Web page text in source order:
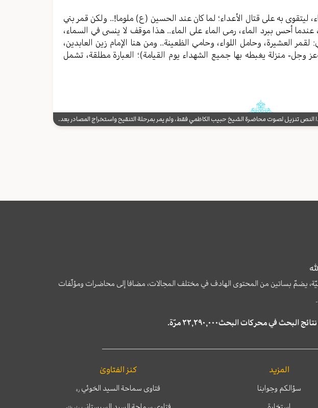
ليتقوى به على قتال الأعداء؛ لما كان عند الحسين (ع) ملوما!.. ولكن قمر بني
أحس ببرد الماء، رمى الماء على الماء.. هذا موقف لا ينسى في السماء،
العشيرة، وحامل اللواء، وحامي الظعينة.. ومن هنا الإمام زين العابدين،
وجل- منزلة يغبطه بها جميع الشهداء يوم القيامة)؛ العبارة مطلقة، تشمل
النص تنزيل لصوت محاضرة الشيخ حبيب الكاظمي فقط، ولم يمر بمرحلة التنقيح واستخراج المصادر بعد.
يضمّ بساتين من المحتوى الهادف في مختلف المجالات، مضافا إلى محاضرات ومؤلّفات
المزيد
سؤالكم وجوابنا
كنز الفتاوىٰ
فتاوى سماحة السيد الخوئي ره